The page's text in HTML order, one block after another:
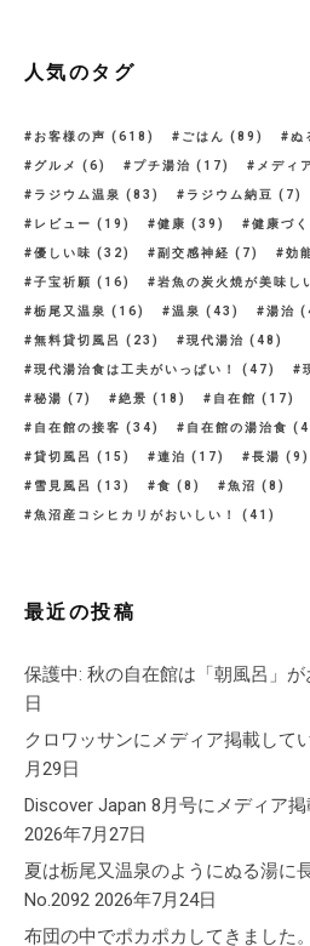
人気のタグ
お客様の声 (618) ごはん (89) ぬ
グルメ (6) プチ湯治 (17) メディ
ラジウム温泉 (83) ラジウム納豆 (7)
レビュー (19) 健康 (39) 健康づく
優しい味 (32) 副交感神経 (7) 効
子宝祈願 (16) 岩魚の炭火焼が美味し
栃尾又温泉 (16) 温泉 (43) 湯治
無料貸切風呂 (23) 現代湯治 (48)
現代湯治食は工夫がいっぱい！ (47)
秘湯 (7) 絶景 (18) 自在館 (17)
自在館の接客 (34) 自在館の湯治食
貸切風呂 (15) 連泊 (17) 長湯 (9)
雪見風呂 (13) 食 (8) 魚沼 (8)
魚沼産コシヒカリがおいしい！ (41)
最近の投稿
保護中: 秋の自在館は「朝風呂」
日
クロワッサンにメディア掲載して
月29日
Discover Japan 8月号にメディア掲
2026年7月27日
夏は栃尾又温泉のようにぬる湯に
No.2092 2026年7月24日
布団の中でポカポカしてきました